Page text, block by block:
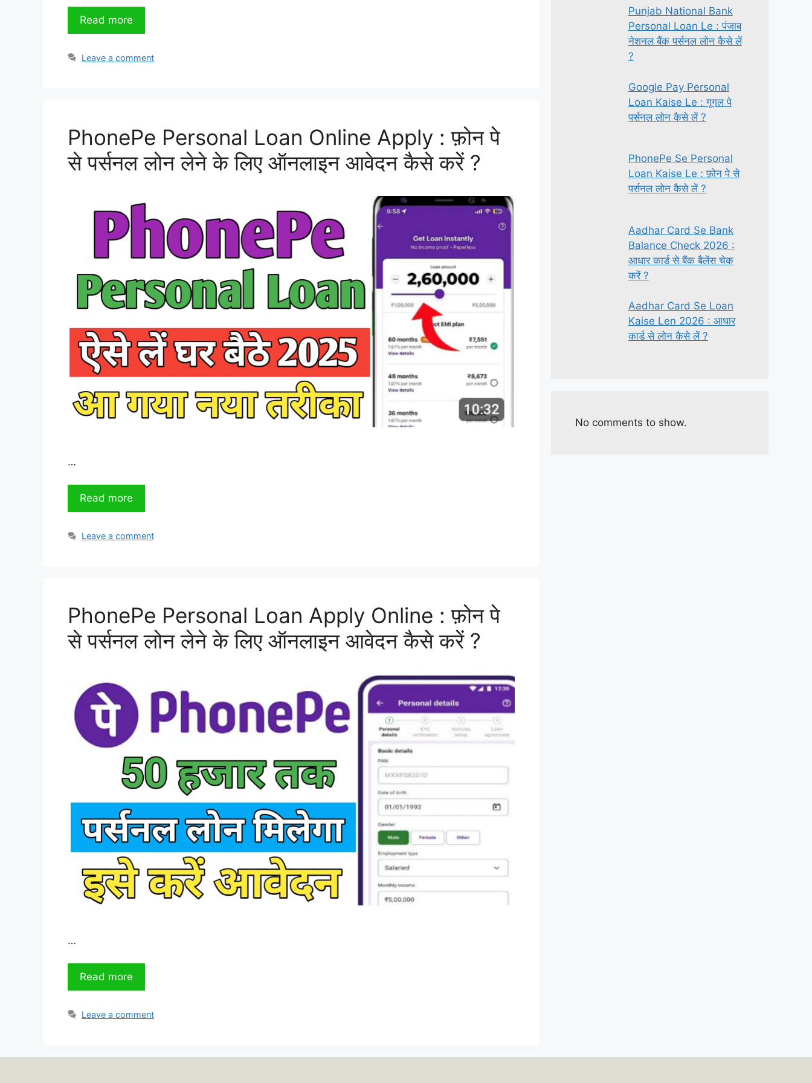
Read more
Leave a comment
PhonePe Personal Loan Online Apply : फ़ोन पे
से पर्सनल लोन लेने के लिए ऑनलाइन आवेदन कैसे करें ?
…
Read more
Leave a comment
PhonePe Personal Loan Apply Online : फ़ोन पे
से पर्सनल लोन लेने के लिए ऑनलाइन आवेदन कैसे करें ?
…
Read more
Leave a comment
Punjab National Bank
Personal Loan Le : पंजाब
नेशनल बैंक पर्सनल लोन कैसे लें
?
Google Pay Personal
Loan Kaise Le : गूगल पे
पर्सनल लोन कैसे लें ?
PhonePe Se Personal
Loan Kaise Le : फ़ोन पे से
पर्सनल लोन कैसे लें ?
Aadhar Card Se Bank
Balance Check 2026 :
आधार कार्ड से बैंक बैलेंस चेक
करें ?
Aadhar Card Se Loan
Kaise Len 2026 : आधार
कार्ड से लोन कैसे लें ?
No comments to show.